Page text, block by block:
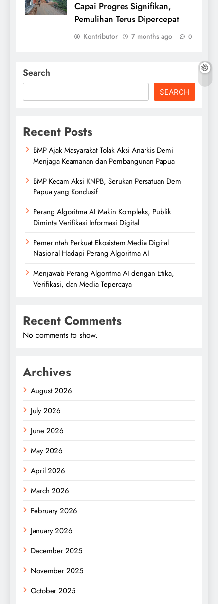
Capai Progres Signifikan,
Pemulihan Terus Dipercepat
Kontributor 7 months ago 0
Search
SEARCH
Recent Posts
BMP Ajak Masyarakat Tolak Aksi Anarkis Demi
Menjaga Keamanan dan Pembangunan Papua
BMP Kecam Aksi KNPB, Serukan Persatuan Demi
Papua yang Kondusif
Perang Algoritma AI Makin Kompleks, Publik
Diminta Verifikasi Informasi Digital
Pemerintah Perkuat Ekosistem Media Digital
Nasional Hadapi Perang Algoritma AI
Menjawab Perang Algoritma AI dengan Etika,
Verifikasi, dan Media Tepercaya
Recent Comments
No comments to show.
Archives
August 2026
July 2026
June 2026
May 2026
April 2026
March 2026
February 2026
January 2026
December 2025
November 2025
October 2025